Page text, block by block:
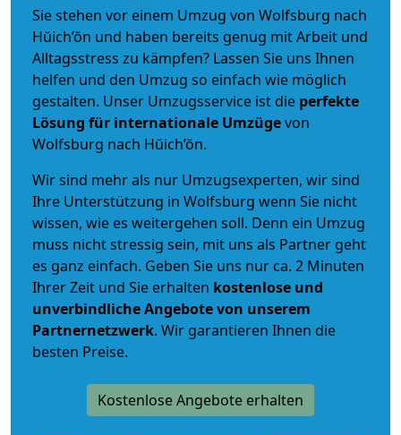
Sie stehen vor einem Umzug von Wolfsburg nach
Hŭich’ŏn und haben bereits genug mit Arbeit und
Alltagsstress zu kämpfen? Lassen Sie uns Ihnen
helfen und den Umzug so einfach wie möglich
gestalten. Unser Umzugsservice ist die perfekte
Lösung für internationale Umzügevon
Wolfsburg nach Hŭich’ŏn.
Wir sind mehr als nur Umzugsexperten, wir sind
Ihre Unterstützung in Wolfsburg wenn Sie nicht
wissen, wie es weitergehen soll. Denn ein Umzug
muss nicht stressig sein, mit uns als Partner geht
es ganz einfach. Geben Sie uns nur ca. 2 Minuten
Ihrer Zeit und Sie erhalten kostenlose und
unverbindlicheAngebote von unserem
Partnernetzwerk. Wir garantieren Ihnen die
besten Preise.
Kostenlose Angebote erhalten